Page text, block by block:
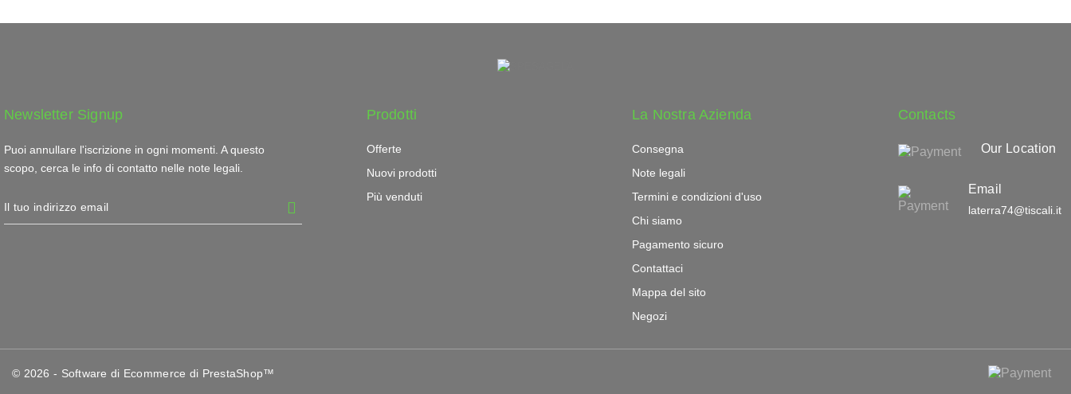
Newsletter Signup
Puoi annullare l'iscrizione in ogni momenti. A questo
scopo, cerca le info di contatto nelle note legali.
Prodotti
Offerte
Nuovi prodotti
Più venduti
La Nostra Azienda
Consegna
Note legali
Termini e condizioni d'uso
Chi siamo
Pagamento sicuro
Contattaci
Mappa del sito
Negozi
Contacts
Our Location
Email
laterra74@tiscali.it
© 2026 - Software di Ecommerce di PrestaShop™